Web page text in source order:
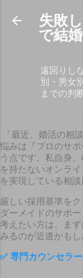
スキ
失敗
で結
遠回りし
別・男女
までの判
「最近、婚活の相
悩みは『プロのサ
う点です。私自身
を持たないオンラ
を実現している相談
厳しい採用基準を
ダーメイドのサポ
考えたい方は、ま
みるのが近道かもし
✅ 専門カウンセラ